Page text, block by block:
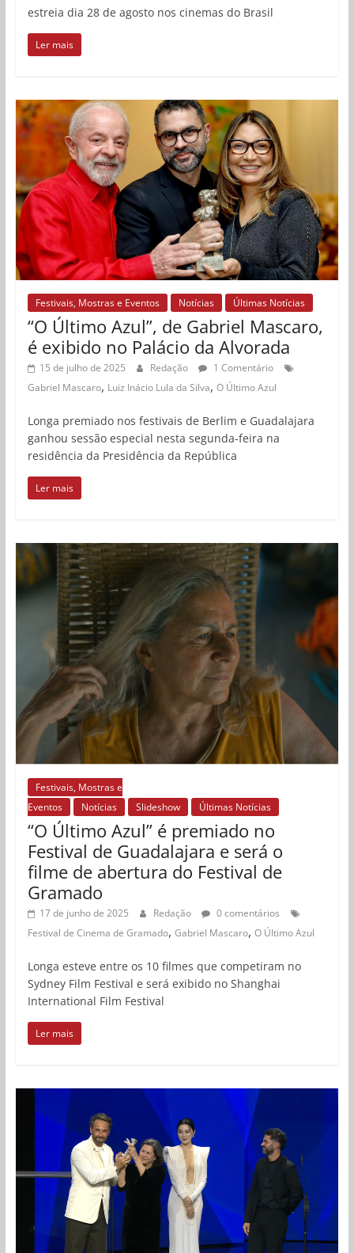
estreia dia 28 de agosto nos cinemas do Brasil
Ler mais
Festivais, Mostras e Eventos Notícias Últimas Notícias
“O Último Azul”, de Gabriel Mascaro,
é exibido no Palácio da Alvorada
15 de julho de 2025 Redação
1 Comentário
Gabriel Mascaro, Luiz Inácio Lula da Silva, O Último Azul
Longa premiado nos festivais de Berlim e Guadalajara
ganhou sessão especial nesta segunda-feira na
residência da Presidência da República
Ler mais
Festivais, Mostras e
Eventos
Notícias Slideshow Últimas Notícias
“O Último Azul” é premiado no
Festival de Guadalajara e será o
filme de abertura do Festival de
Gramado
17 de junho de 2025 Redação
0 comentários
Festival de Cinema de Gramado, Gabriel Mascaro, O Último Azul
Longa esteve entre os 10 filmes que competiram no
Sydney Film Festival e será exibido no Shanghai
International Film Festival
Ler mais